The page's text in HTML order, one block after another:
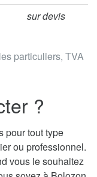
particuliers, TVA
sur devis
?
pour tout type
ou professionnel.
vous le souhaitez